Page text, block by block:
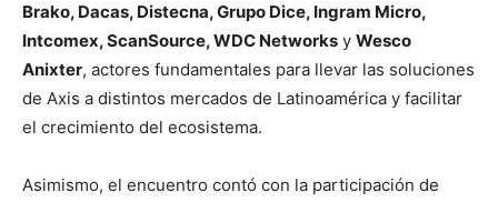
Brako, Dacas, Distecna, Grupo Dice, Ingram Micro,
Intcomex, ScanSource, WDC Networks y Wesco
Anixter, actores fundamentales para llevar las soluciones
de Axis a distintos mercados de Latinoamérica y facilitar
el crecimiento del ecosistema.
Asimismo, el encuentro contó con la participación de